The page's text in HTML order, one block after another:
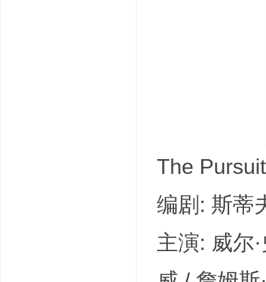
The
编剧: 斯蒂
主演: 威尔